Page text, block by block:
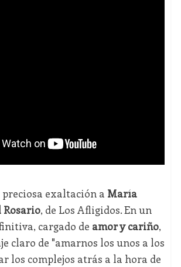
exaltación a María
, de Los Afligidos. En un
cargado de amor y cariño,
claro de "amarnos los unos a los
los complejos atrás a la hora de